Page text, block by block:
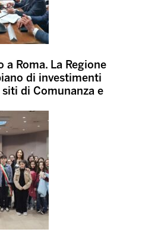
a Roma. La Regione
di investimenti
di Comunanza e